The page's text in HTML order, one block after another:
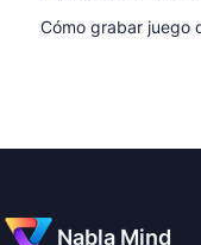
Cómo grabar juego
Nabla Mind